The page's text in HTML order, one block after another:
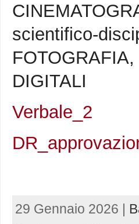
scientifico-
DIGITALI
Verbale_2
29 Gennaio 2026 |